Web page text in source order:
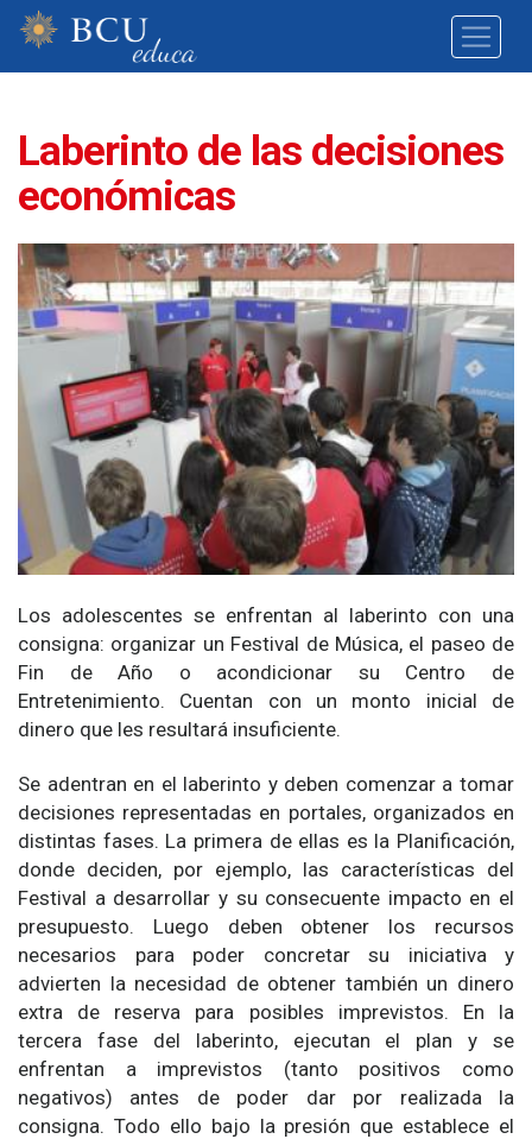
Laberinto de las decisiones
económicas
Los adolescentes se enfrentan al laberinto con una
consigna: organizar un Festival de Música, el paseo de
Fin de Año o acondicionar su Centro de
Entretenimiento. Cuentan con un monto inicial de
dinero que les resultará insuficiente.
Se adentran en el laberinto y deben comenzar a tomar
decisiones representadas en portales, organizados en
distintas fases. La primera de ellas es la Planificación,
donde deciden, por ejemplo, las características del
Festival a desarrollar y su consecuente impacto en el
presupuesto. Luego deben obtener los recursos
necesarios para poder concretar su iniciativa y
advierten la necesidad de obtener también un dinero
extra de reserva para posibles imprevistos. En la
tercera fase del laberinto, ejecutan el plan y se
enfrentan a imprevistos (tanto positivos como
negativos) antes de poder dar por realizada la
consigna. Todo ello bajo la presión que establece el